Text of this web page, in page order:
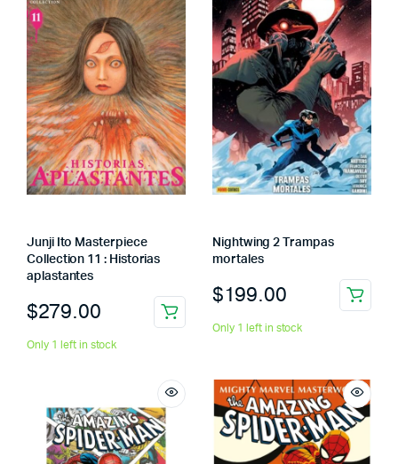
Junji Ito Masterpiece
Collection 11 : Historias
aplastantes
$279.00
Only 1 left in stock
Nightwing 2 Trampas
mortales
$199.00
Only 1 left in stock